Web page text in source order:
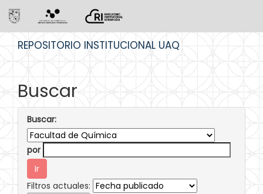
REPOSITORIO INSTITUCIONAL UAQ
Buscar
Buscar:
por
Filtros actuales: